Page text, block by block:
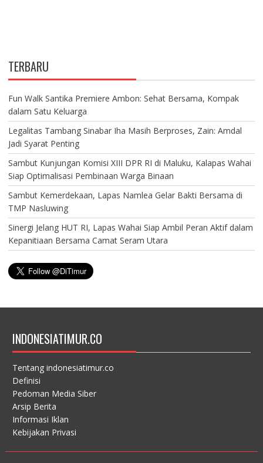
TERBARU
Fun Walk Santika Premiere Ambon: Sehat Bersama, Kompak
dalam Satu Keluarga
Legalitas Tambang Sinabar Iha Masih Berproses, Zain: Amdal
Jadi Syarat Penting
Sambut Kunjungan Komisi XIII DPR RI di Maluku, Kalapas Wahai
Siap Optimalisasi Pembinaan Warga Binaan
Sambut Kemerdekaan, Lapas Namlea Gelar Bakti Bersama di
TMP Nasluwing
Sinergi Jelang HUT RI, Lapas Wahai Siap Ambil Peran Aktif dalam
Kepanitiaan Bersama Camat Seram Utara
INDONESIATIMUR.CO
Tentang indonesiatimur.co
Definisi
Pedoman Media Siber
Arsip Berita
Informasi Iklan
Kebijakan Privasi